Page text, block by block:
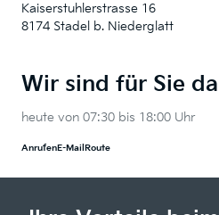
Kaiserstuhlerstrasse 16
8174 Stadel b. Niederglatt
Wir sind für Sie da
heute von 07:30 bis 18:00 Uhr
AnrufenE-Mail Route